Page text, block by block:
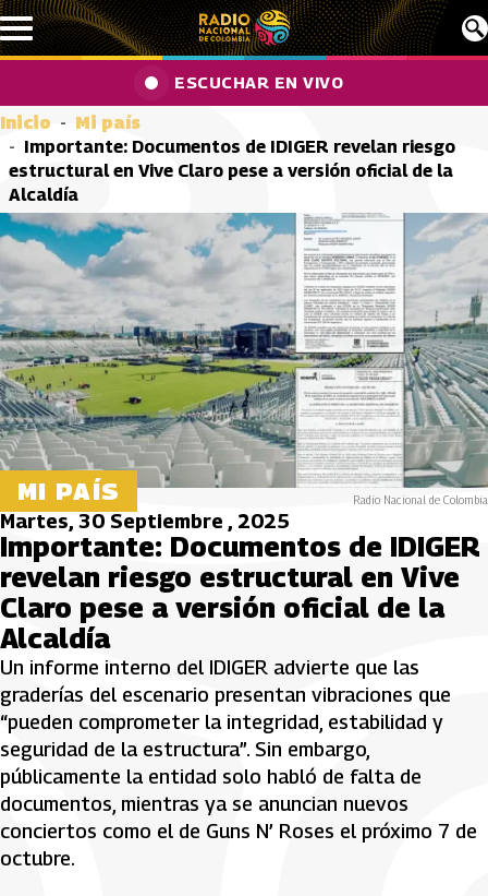
Pasar al contenido principal
ESCUCHAR EN VIVO
Inicio
Mi país
Importante: Documentos de IDIGER revelan riesgo
estructural en Vive Claro pese a versión oficial de la
Alcaldía
MI PAÍS Radio Nacional de Colombia
Martes, 30 Septiembre , 2025
Importante: Documentos de IDIGER
revelan riesgo estructural en Vive
Claro pese a versión oficial de la
Alcaldía
Un informe interno del IDIGER advierte que las
graderías del escenario presentan vibraciones que
“pueden comprometer la integridad, estabilidad y
seguridad de la estructura”. Sin embargo,
públicamente la entidad solo habló de falta de
documentos, mientras ya se anuncian nuevos
conciertos como el de Guns N’ Roses el próximo 7 de
octubre.